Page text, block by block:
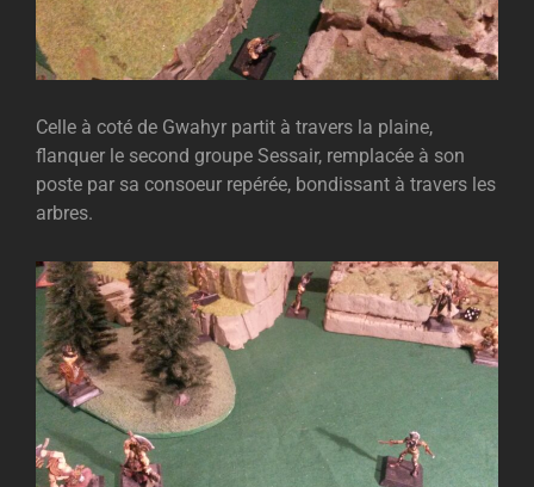
Celle à coté de Gwahyr partit à travers la plaine,
flanquer le second groupe Sessair, remplacée à son
poste par sa consoeur repérée, bondissant à travers les
arbres.